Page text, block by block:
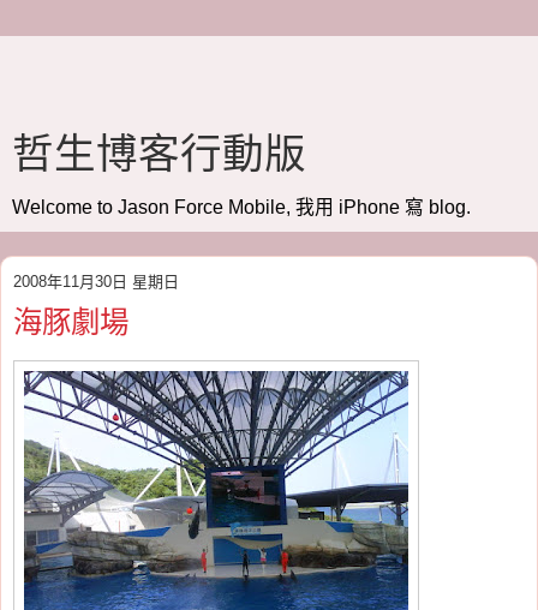
哲生博客行動版
Welcome to Jason Force Mobile, 我用 iPhone 寫 blog.
2008年11月30日 星期日
海豚劇場